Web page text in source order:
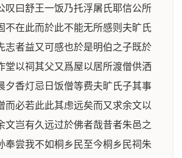
叹曰舒王一饭乃托浮屠氏耶信公所
不在此而於此不能无所感则夫旷氏
志者益又可感也於是明伯之子既於
堂以祠其父又爲屋以居所渡僧供洒
夕香灯忌日饭僧等费夫旷氏子其事
而必若此此其虑远矣而又求余文以
文岂有久远过於佛者哉昔者朱邑之
奉尝我不如桐乡民至今桐乡民祠朱